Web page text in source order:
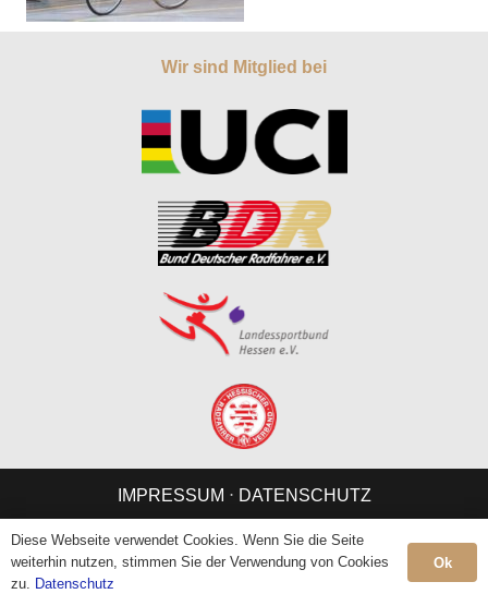
Wir sind Mitglied bei
IMPRESSUM ⋅ DATENSCHUTZ
Diese Webseite verwendet Cookies. Wenn Sie die Seite
weiterhin nutzen, stimmen Sie der Verwendung von Cookies
zu. Datenschutz
Ok